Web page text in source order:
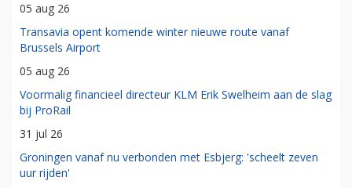
05 aug 26
Transavia opent komende winter nieuwe route vanaf
Brussels Airport
05 aug 26
Voormalig financieel directeur KLM Erik Swelheim aan de slag
bij ProRail
31 jul 26
Groningen vanaf nu verbonden met Esbjerg: 'scheelt zeven
uur rijden'